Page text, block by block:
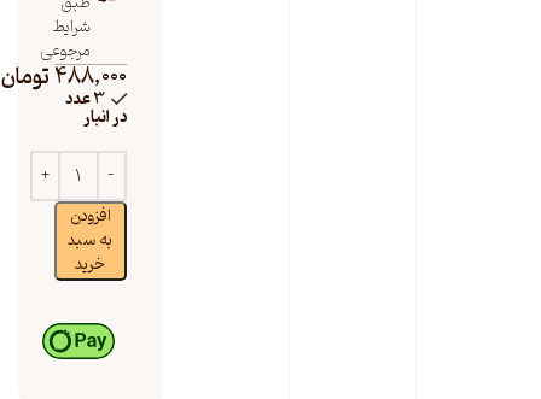
شرایط
مرجوعی
488,000تومان 3 عدد
در انبار
افزودن
به سبد
خرید